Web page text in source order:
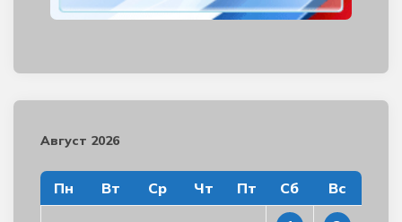
Август 2026
Пн Вт Ср Чт Пт Сб Вс